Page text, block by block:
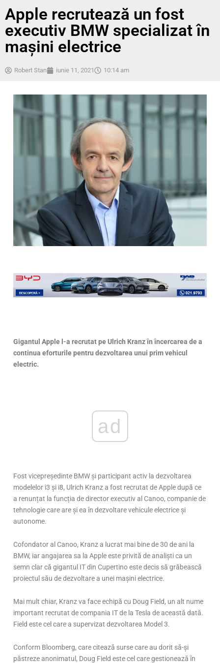
Apple recrutează un fost
executiv BMW specializat în
mașini electrice
Robert Stan iunie 11, 2021 10:14 am
Gigantul Apple l-a recrutat pe Ulrich Kranz în încercarea de a
continua eforturile pentru dezvoltarea unui prim vehicul
electric.
ad
Fost vicepreședinte BMW și participant activ la dezvoltarea
modelelor i3 și i8, Ulrich Kranz a fost recrutat de Apple după ce
a renunțat la funcția de director executiv al Canoo, companie de
tehnologie care are și ea în dezvoltare vehicule electrice și
autonome.
Cofondator al Canoo, Kranz a lucrat mai bine de 30 de ani la
BMW, iar angajarea sa la Apple este privită de analiști ca un
semn clar că gigantul IT din Cupertino este decis să grăbească
proiectul său de dezvoltare a unei mașini electrice.
Mai mult chiar, Kranz va face echipă cu Doug Field, un alt nume
important recrutat de compania IT de la Tesla de această dată.
Field este cel care a supervizat dezvoltarea Model 3.
Conform Bloomberg, care citează surse care au dorit să-și
păstreze anonimatul, Doug Field este cel care gestionează în